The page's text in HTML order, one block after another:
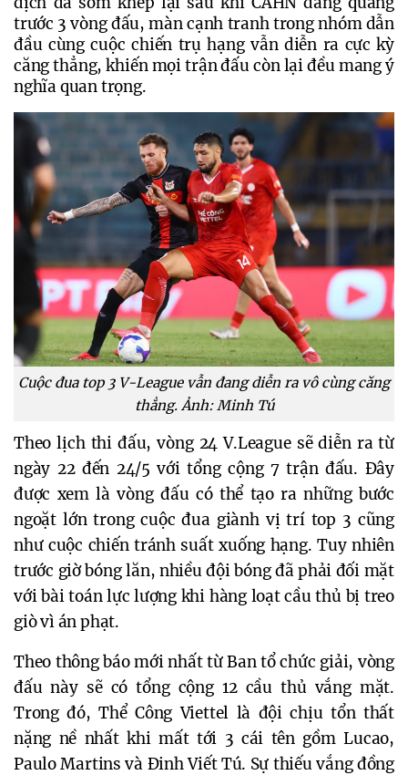
trước 3 vòng đấu, màn cạnh tranh trong nhóm dẫn
đầu cùng cuộc chiến trụ hạng vẫn diễn ra cực kỳ
căng thẳng, khiến mọi trận đấu còn lại đều mang ý
nghĩa quan trọng.
Cuộc đua top 3 V-League vẫn đang diễn ra vô cùng căng
thẳng. Ảnh: Minh Tú
Theo lịch thi đấu, vòng 24 V.League sẽ diễn ra từ
ngày 22 đến 24/5 với tổng cộng 7 trận đấu. Đây
được xem là vòng đấu có thể tạo ra những bước
ngoặt lớn trong cuộc đua giành vị trí top 3 cũng
như cuộc chiến tránh suất xuống hạng. Tuy nhiên
trước giờ bóng lăn, nhiều đội bóng đã phải đối mặt
với bài toán lực lượng khi hàng loạt cầu thủ bị treo
giò vì án phạt.
Theo thông báo mới nhất từ Ban tổ chức giải, vòng
đấu này sẽ có tổng cộng 12 cầu thủ vắng mặt.
Trong đó, Thể Công Viettel là đội chịu tổn thất
nặng nề nhất khi mất tới 3 cái tên gồm Lucao,
Paulo Martins và Đinh Viết Tú. Sự thiếu vắng đồng